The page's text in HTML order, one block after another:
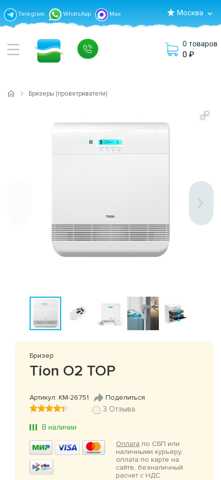
Telegram WhatsApp Max Москва
0 товаров
0
Бризеры (проветриватели)
Бризер
Tion O2 ТОР
Артикул: КМ-26751 Поделиться
3 Отзыва
В наличии
Оплата по СБП или
наличными курьеру,
оплата по карте на
сайте, безналичный
расчет с НДС.